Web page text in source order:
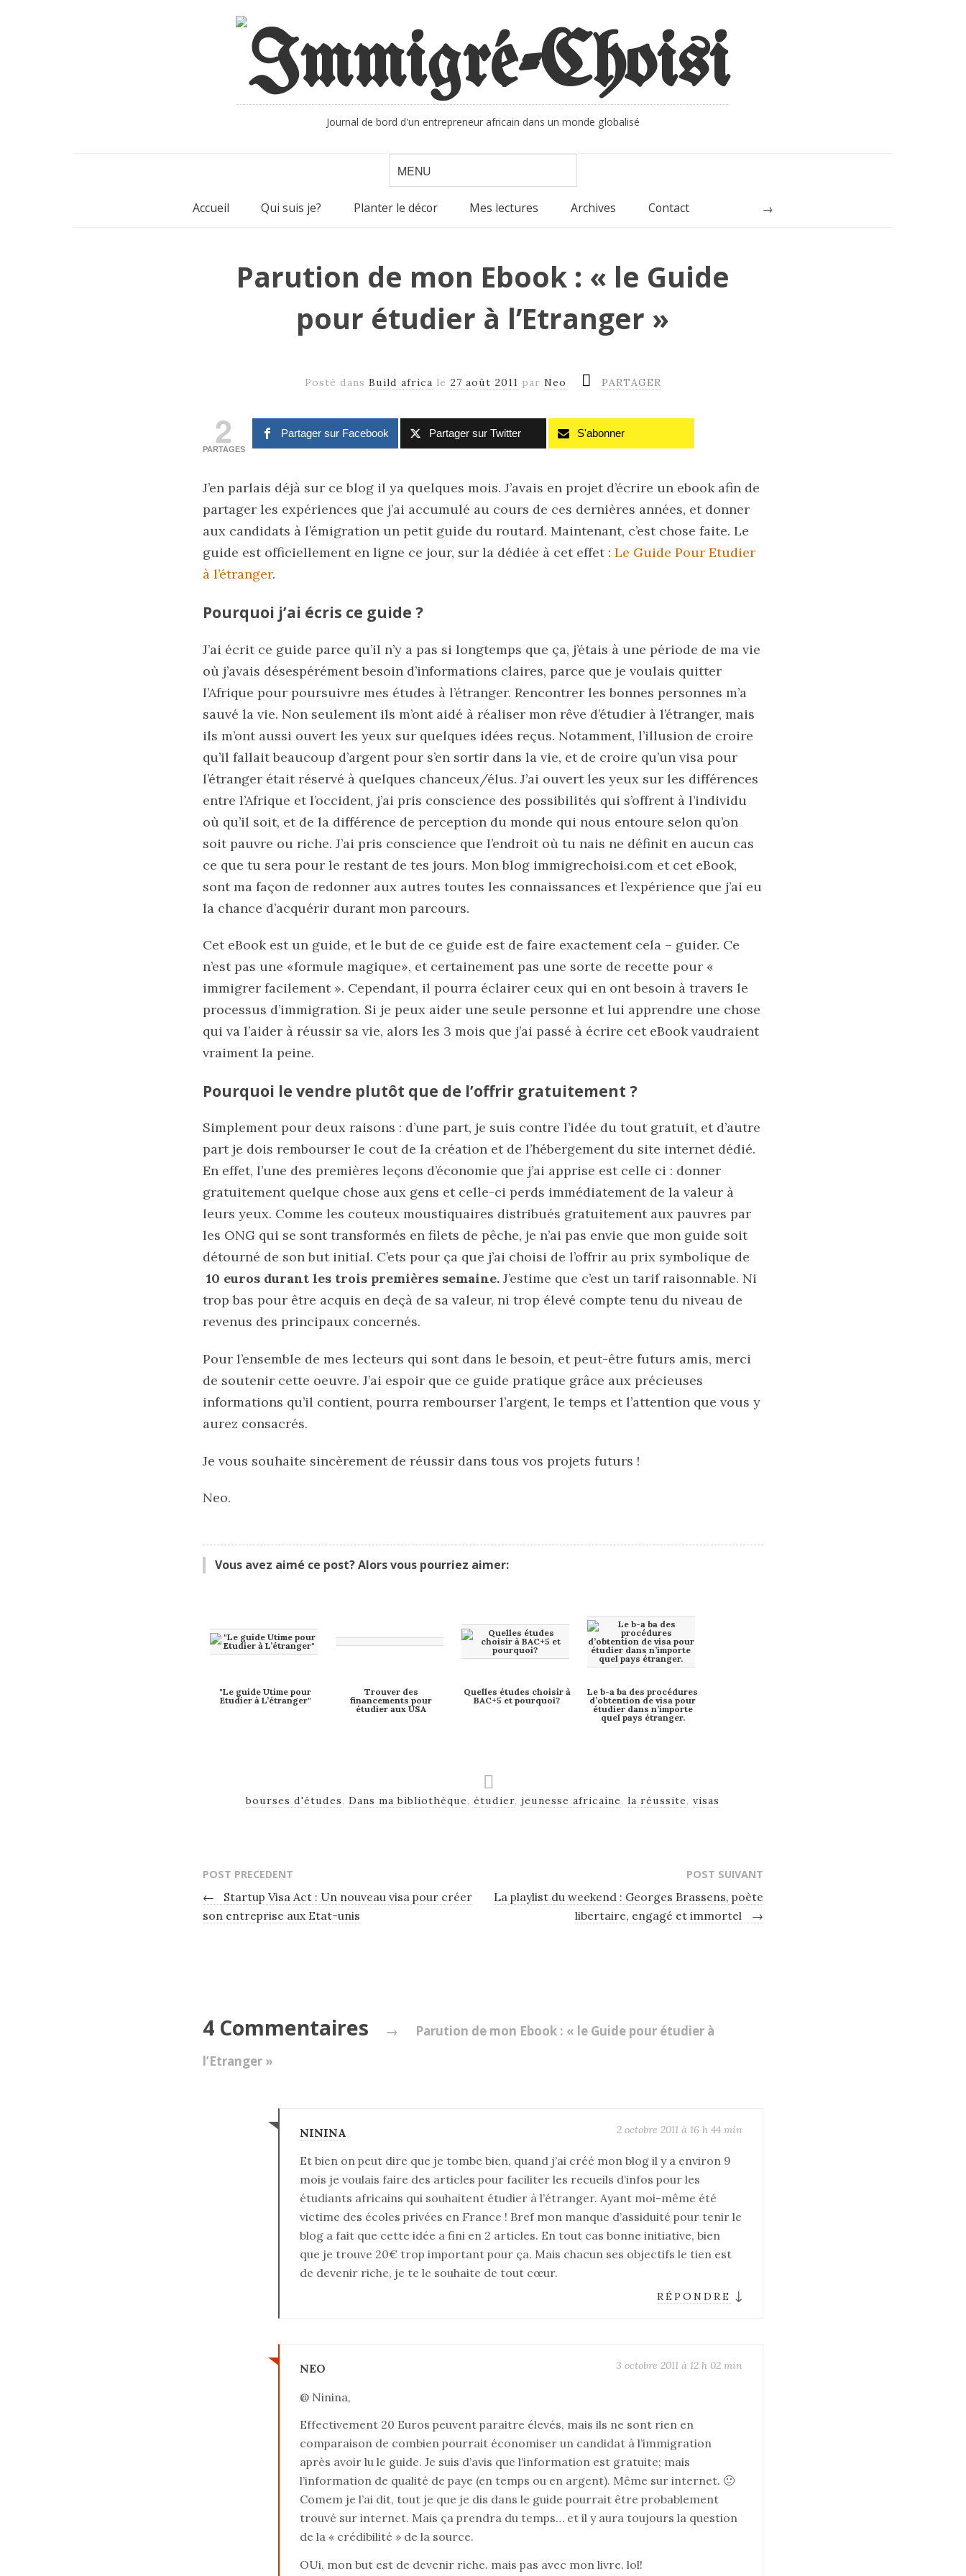
Journal de bord d'un entrepreneur africain dans un monde globalisé
Accueil Qui suis je? Planter le décor Mes lectures Archives Contact Rechercher
Parution de mon Ebook : « le Guide
pour étudier à l’Etranger »
Posté dansBuild africa le 27 août 2011 parNeo PARTAGER
2
PARTAGES
Partager sur Facebook Partager sur Twitter S'abonner
J’en parlais déjà sur ce blog il ya quelques mois. J’avais en projet d’écrire un ebook afin de
partager les expériences que j’ai accumulé au cours de ces dernières années, et donner
aux candidats à l’émigration un petit guide du routard. Maintenant, c’est chose faite. Le
guide est officiellement en ligne ce jour, sur la dédiée à cet effet : Le Guide Pour Etudier
à l’étranger.
Pourquoi j’ai écris ce guide ?
J’ai écrit ce guide parce qu’il n’y a pas si longtemps que ça, j’étais à une période de ma vie
où j’avais désespérément besoin d’informations claires, parce que je voulais quitter
l’Afrique pour poursuivre mes études à l’étranger. Rencontrer les bonnes personnes m’a
sauvé la vie. Non seulement ils m’ont aidé à réaliser mon rêve d’étudier à l’étranger, mais
ils m’ont aussi ouvert les yeux sur quelques idées reçus. Notamment, l’illusion de croire
qu’il fallait beaucoup d’argent pour s’en sortir dans la vie, et de croire qu’un visa pour
l’étranger était réservé à quelques chanceux/élus. J’ai ouvert les yeux sur les différences
entre l’Afrique et l’occident, j’ai pris conscience des possibilités qui s’offrent à l’individu
où qu’il soit, et de la différence de perception du monde qui nous entoure selon qu’on
soit pauvre ou riche. J’ai pris conscience que l’endroit où tu nais ne définit en aucun cas
ce que tu sera pour le restant de tes jours. Mon blog immigrechoisi.com et cet eBook,
sont ma façon de redonner aux autres toutes les connaissances et l’expérience que j’ai eu
la chance d’acquérir durant mon parcours.
Cet eBook est un guide, et le but de ce guide est de faire exactement cela – guider. Ce
n’est pas une «formule magique», et certainement pas une sorte de recette pour «
immigrer facilement ». Cependant, il pourra éclairer ceux qui en ont besoin à travers le
processus d’immigration. Si je peux aider une seule personne et lui apprendre une chose
qui va l’aider à réussir sa vie, alors les 3 mois que j’ai passé à écrire cet eBook vaudraient
vraiment la peine.
Pourquoi le vendre plutôt que de l’offrir gratuitement ?
Simplement pour deux raisons : d’une part, je suis contre l’idée du tout gratuit, et d’autre
part je dois rembourser le cout de la création et de l’hébergement du site internet dédié.
En effet, l’une des premières leçons d’économie que j’ai apprise est celle ci : donner
gratuitement quelque chose aux gens et celle-ci perds immédiatement de la valeur à
leurs yeux. Comme les couteux moustiquaires distribués gratuitement aux pauvres par
les ONG qui se sont transformés en filets de pêche, je n’ai pas envie que mon guide soit
détourné de son but initial. C’ets pour ça que j’ai choisi de l’offrir au prix symbolique de
10 euros durant les trois premières semaine.J’estime que c’est un tarif raisonnable. Ni
trop bas pour être acquis en deçà de sa valeur, ni trop élevé compte tenu du niveau de
revenus des principaux concernés.
Pour l’ensemble de mes lecteurs qui sont dans le besoin, et peut-être futurs amis, merci
de soutenir cette oeuvre. J’ai espoir que ce guide pratique grâce aux précieuses
informations qu’il contient, pourra rembourser l’argent, le temps et l’attention que vous y
aurez consacrés.
Je vous souhaite sincèrement de réussir dans tous vos projets futurs !
Neo.
Vous avez aimé ce post? Alors vous pourriez aimer:
"Le guide Utime pour
Etudier à L’étranger"
Trouver des
financements pour
étudier aux USA
Quelles études choisir à
BAC+5 et pourquoi?
Le b-a ba des procédures
d’obtention de visa pour
étudier dans n’importe
quel pays étranger.
bourses d'études,Dans ma bibliothèque,étudier,jeunesse africaine,la réussite,visas
POST PRECEDENT
←
Startup Visa Act : Un nouveau visa pour créer
son entreprise aux Etat-unis
POST SUIVANT
La playlist du weekend : Georges Brassens, poète
libertaire, engagé et immortel
→
4 Commentaires →
Parution de mon Ebook : « le Guide pour étudier à
l’Etranger »
NININA 2 octobre 2011 à 16 h 44 min
Et bien on peut dire que je tombe bien, quand j’ai créé mon blog il y a environ 9
mois je voulais faire des articles pour faciliter les recueils d’infos pour les
étudiants africains qui souhaitent étudier à l’étranger. Ayant moi-même été
victime des écoles privées en France ! Bref mon manque d’assiduité pour tenir le
blog a fait que cette idée a fini en 2 articles. En tout cas bonne initiative, bien
que je trouve 20€ trop important pour ça. Mais chacun ses objectifs le tien est
de devenir riche, je te le souhaite de tout cœur.
RÉPONDRE ↓
NEO 3 octobre 2011 à 12 h 02 min
@ Ninina,
Effectivement 20 Euros peuvent paraitre élevés, mais ils ne sont rien en
comparaison de combien pourrait économiser un candidat à l’immigration
après avoir lu le guide. Je suis d’avis que l’information est gratuite; mais
l’information de qualité de paye (en temps ou en argent). Même sur internet. 🙂
Comem je l’ai dit, tout je que je dis dans le guide pourrait être probablement
trouvé sur internet. Mais ça prendra du temps… et il y aura toujours la question
de la « crédibilité » de la source.
OUi, mon but est de devenir riche. mais pas avec mon livre. lol!